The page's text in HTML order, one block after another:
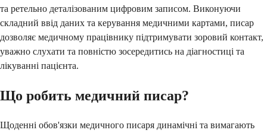
та ретельно деталізованим цифровим записом. Виконуючи
складний ввід даних та керування медичними картами, писар
дозволяє медичному працівнику підтримувати зоровий контакт,
уважно слухати та повністю зосередитись на діагностиці та
лікуванні пацієнта.
Що робить медичний писар?
Щоденні обов'язки медичного писаря динамічні та вимагають